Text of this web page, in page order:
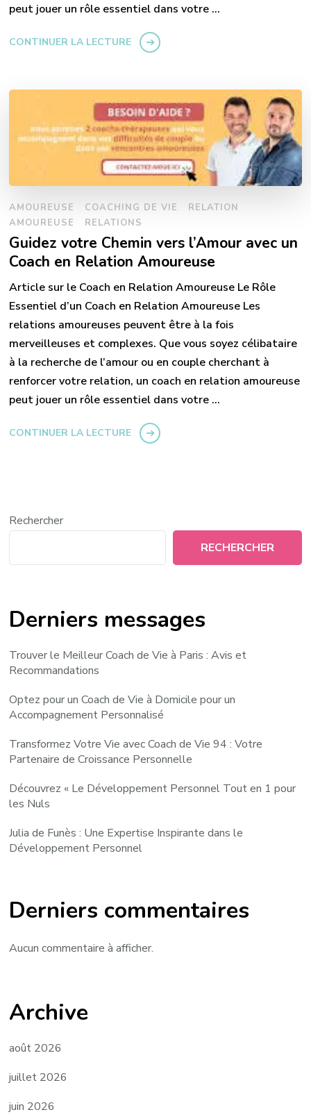
peut jouer un rôle essentiel dans votre …
CONTINUER LA LECTURE
AMOUREUSE COACHING DE VIE
RELATION
AMOUREUSE
RELATIONS
Guidez votre Chemin vers l’Amour avec un
Coach en Relation Amoureuse
Article sur le Coach en Relation Amoureuse Le Rôle
Essentiel d’un Coach en Relation Amoureuse Les
relations amoureuses peuvent être à la fois
merveilleuses et complexes. Que vous soyez célibataire
à la recherche de l’amour ou en couple cherchant à
renforcer votre relation, un coach en relation amoureuse
peut jouer un rôle essentiel dans votre …
CONTINUER LA LECTURE
Rechercher
RECHERCHER
Derniers messages
Trouver le Meilleur Coach de Vie à Paris : Avis et
Recommandations
Optez pour un Coach de Vie à Domicile pour un
Accompagnement Personnalisé
Transformez Votre Vie avec Coach de Vie 94 : Votre
Partenaire de Croissance Personnelle
Découvrez « Le Développement Personnel Tout en 1 pour
les Nuls
Julia de Funès : Une Expertise Inspirante dans le
Développement Personnel
Derniers commentaires
Aucun commentaire à afficher.
Archive
août 2026
juillet 2026
juin 2026